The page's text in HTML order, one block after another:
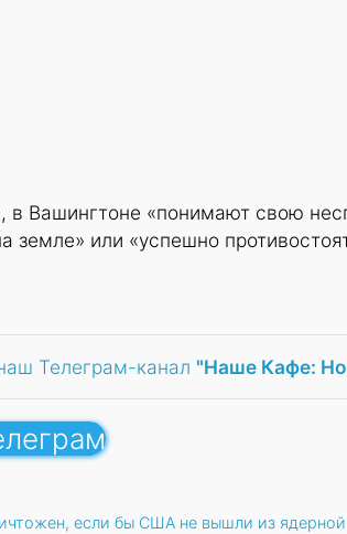
Вашингтоне «понимают свою
земле» или «успешно
Телеграм-канал "Наше Кафе:
если бы США не вышли из